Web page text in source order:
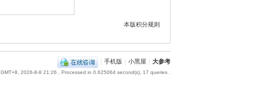
本版积分规则
手机版 小黑屋 大参考
GMT+8, 2026-8-8 21:26 , Processed in 0.625064 second(s), 17 queries .